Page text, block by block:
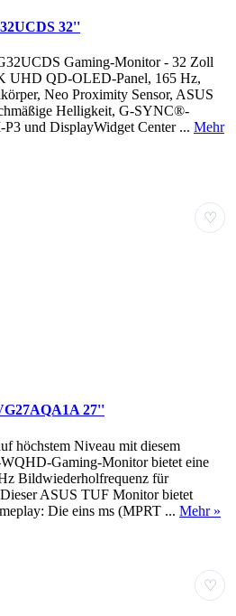
32''
Gaming-Monitor - 32 Zoll
UHD QD-OLED-Panel, 165 Hz,
Neo Proximity Sensor, ASUS
Helligkeit, G-SYNC®-
und DisplayWidget Center ... Mehr
♡
27''
höchstem Niveau mit diesem
Gaming-Monitor bietet eine
Bildwiederholfrequenz für
ASUS TUF Monitor bietet
Die eins ms (MPRT ... Mehr »
♡